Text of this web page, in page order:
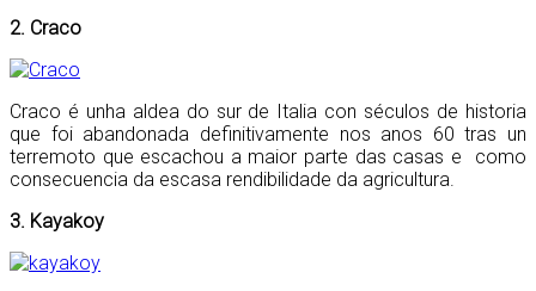
2. Craco
Craco é unha aldea do sur de Italia con séculos de historia
que foi abandonada definitivamente nos anos 60 tras un
terremoto que escachou a maior parte das casas e como
consecuencia da escasa rendibilidade da agricultura.
3. Kayakoy